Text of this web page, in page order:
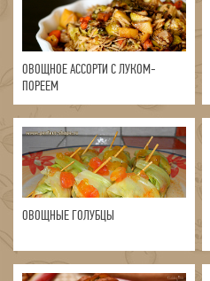
ОВОЩНОЕ АССОРТИ С ЛУКОМ-
ПОРЕЕМ
ОВОЩНЫЕ ГОЛУБЦЫ